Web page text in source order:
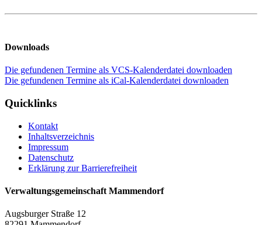
Downloads
Die gefundenen Termine als VCS-Kalenderdatei downloaden
Die gefundenen Termine als iCal-Kalenderdatei downloaden
Quicklinks
Kontakt
Inhaltsverzeichnis
Impressum
Datenschutz
Erklärung zur Barrierefreiheit
Verwaltungsgemeinschaft Mammendorf
Augsburger Straße 12